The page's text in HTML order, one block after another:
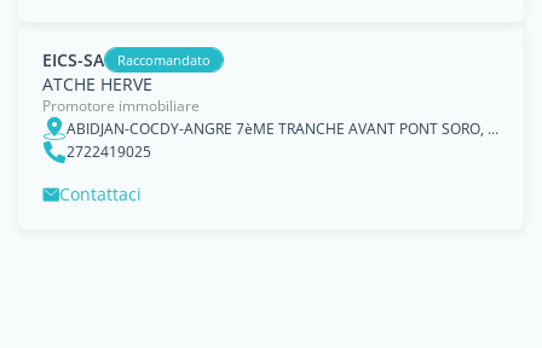
EICS-SA Raccomandato
ATCHE HERVE
Promotore immobiliare
ABIDJAN-COCDY-ANGRE 7èME TRANCHE AVANT PONT SORO, ABIDJAN,
2722419025
Contattaci